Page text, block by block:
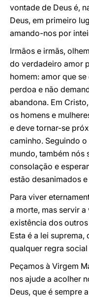
vontade de Deus é,
Deus, em primeiro
amando-nos por
Irmãos e irmãs,
do verdadeiro amor
homem: amor que
perdoa e não
abandona. Em
os homens e
e deve tornar-se
caminho. Seguindo
mundo, também nós
consolação e
estão desanimados
Para viver
a morte, mas servir
existência dos
Esta é a lei suprema,
qualquer regra
Peçamos à Virgem
nos ajude a acolher
Deus, que é sempre